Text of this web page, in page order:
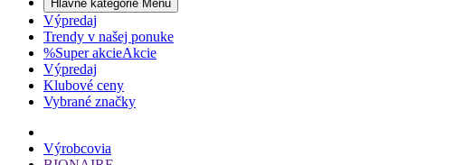
Hlavné kategórie Menu
Výpredaj
Trendy v našej ponuke
%Super akcieAkcie
Výpredaj
Klubové ceny
Vybrané značky
Výrobcovia